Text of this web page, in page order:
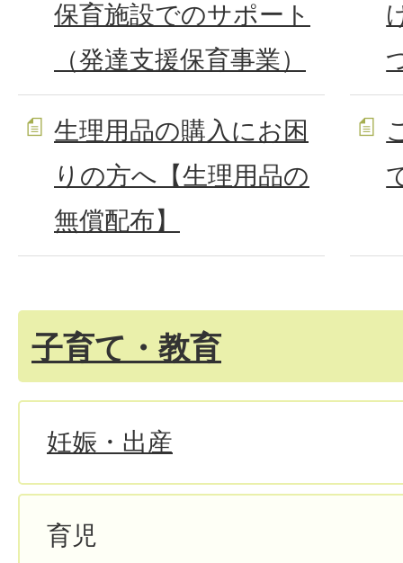
保育施設でのサポート
（発達支援保育事業）
生理用品の購入にお困
りの方へ【生理用品の
無償配布】
子育て・教育
妊娠・出産
育児